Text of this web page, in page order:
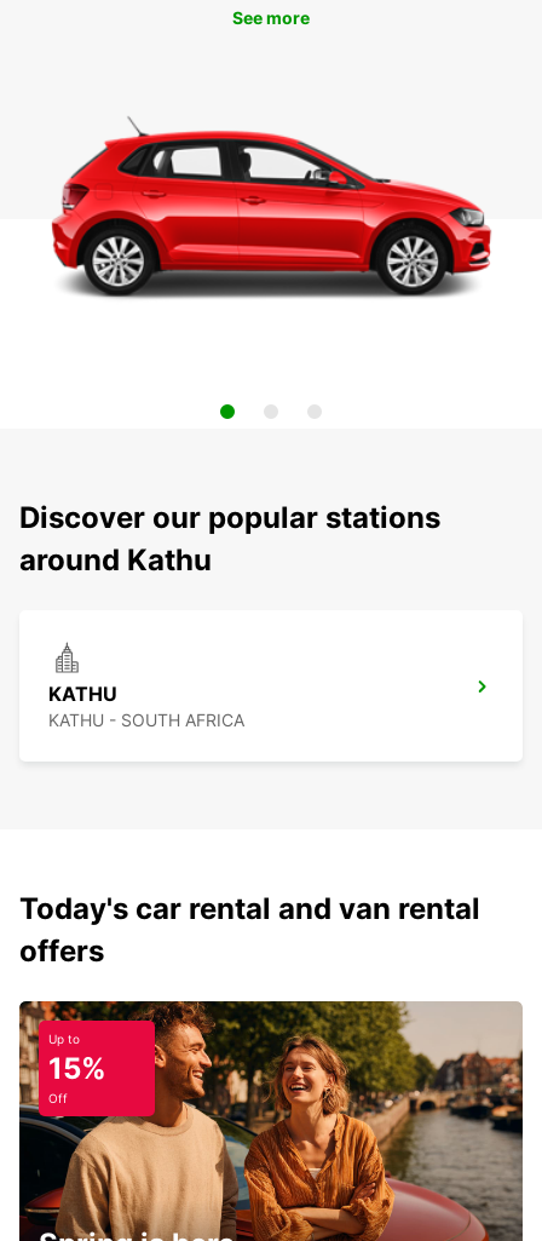
See more
Discover our popular stations
around Kathu
KATHU
KATHU - SOUTH AFRICA
Today's car rental and van rental
offers
Up to
15%
Off